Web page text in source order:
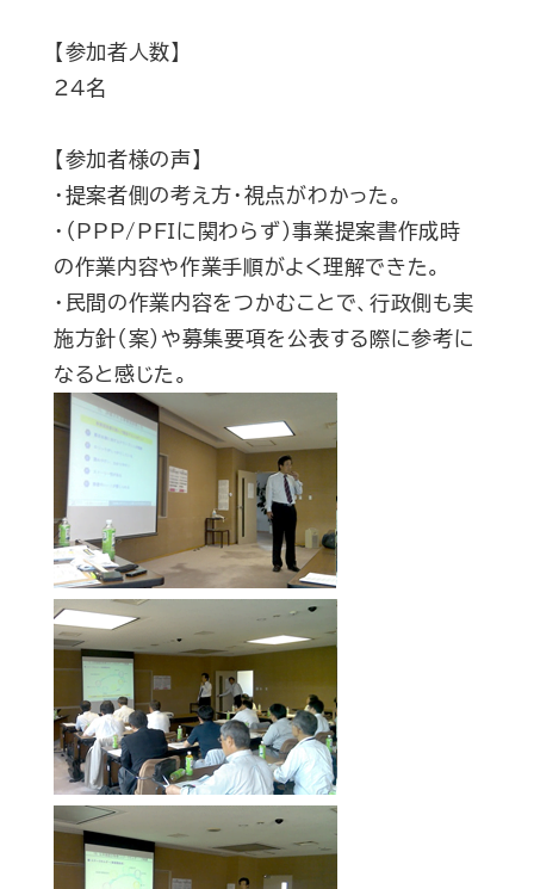
【参加者人数】
２４名
【参加者様の声】
・提案者側の考え方・視点がわかった。
・（PPP/PFIに関わらず）事業提案書作成時
の作業内容や作業手順がよく理解できた。
・民間の作業内容をつかむことで、行政側も実
施方針（案）や募集要項を公表する際に参考に
なると感じた。